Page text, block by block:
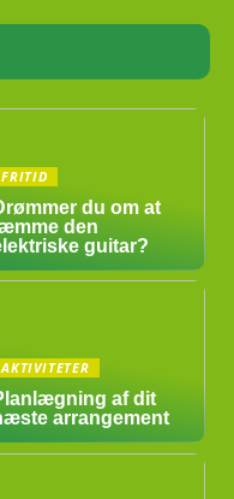
FRITID
du om at
den
guitar?
AKTIVITETER
af dit
arrangement